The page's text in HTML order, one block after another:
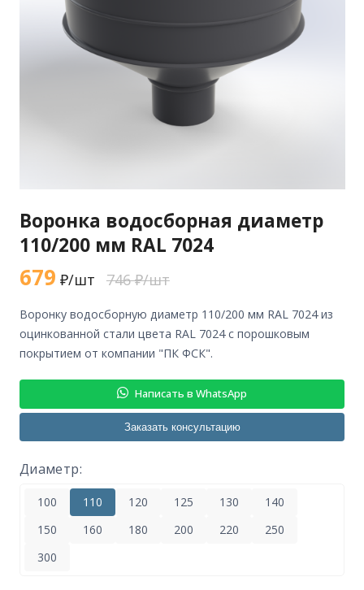
Воронка водосборная диаметр
110/200 мм RAL 7024
679 ₽/шт 746 ₽/шт
воронку водосборную диаметр 110/200 мм RAL 7024 из
оцинкованной стали цвета RAL 7024 с порошковым
покрытием от компании "ПК ФСК".
Написать в WhatsApp
Заказать консультацию
Диаметр:
100 110 120 125 130
140
150
160 180 200 220
250
300